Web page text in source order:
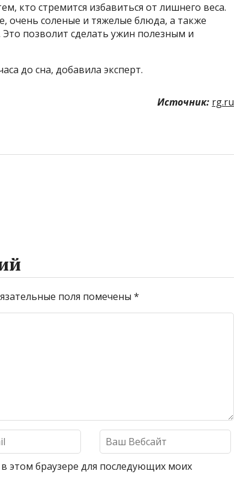
кто стремится избавиться от лишнего веса.
очень соленые и тяжелые блюда, а также
позволит сделать ужин полезным и
до сна, добавила эксперт.
Источник: rg.ru
поля помечены *
этом браузере для последующих моих